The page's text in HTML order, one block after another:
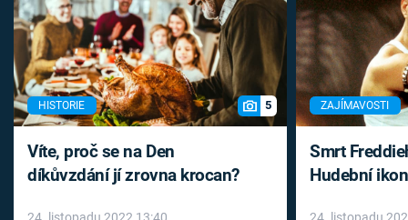
HISTORIE 5
Víte, proč se na Den
díkůvzdání jí zrovna krocan?
ZAJÍMAVOSTI
Smrt
Hudební